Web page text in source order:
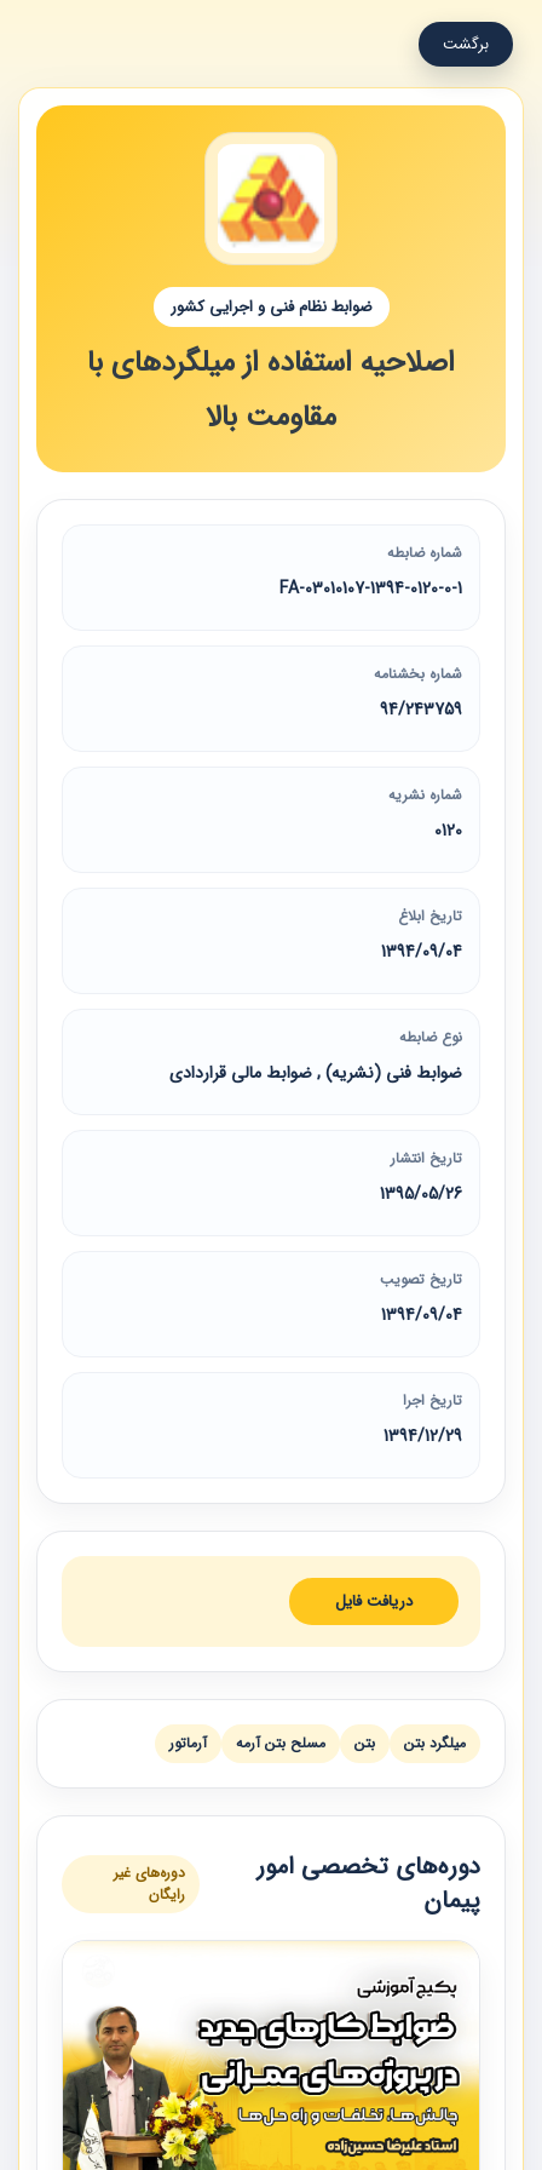
برگشت
ضوابط نظام فنی و اجرایی کشور
اصلاحیه استفاده از میلگردهای با
مقاومت بالا
شماره ضابطه
03010107-1394-0120-0-1-FA
شماره بخشنامه
94/243759
شماره نشریه
0120
تاریخ ابلاغ
1394/09/04
نوع ضابطه
ضوابط فنی (نشریه) , ضوابط مالی قراردادی
تاریخ انتشار
1395/05/26
تاریخ تصویب
1394/09/04
تاریخ اجرا
1394/12/29
دریافت فایل
ميلگرد بتن بتن مسلح بتن آرمه آرماتور
دوره‌های تخصصی امور
پیمان
دوره‌های غیر
رایگان